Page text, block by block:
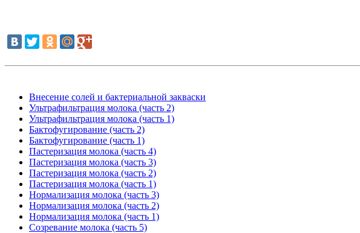
Внесение солей и бактериальной закваски
Ультрафильтрация молока (часть 2)
Ультрафильтрация молока (часть 1)
Бактофугирование (часть 2)
Бактофугирование (часть 1)
Пастеризация молока (часть 4)
Пастеризация молока (часть 3)
Пастеризация молока (часть 2)
Пастеризация молока (часть 1)
Нормализация молока (часть 3)
Нормализация молока (часть 2)
Нормализация молока (часть 1)
Созревание молока (часть 5)